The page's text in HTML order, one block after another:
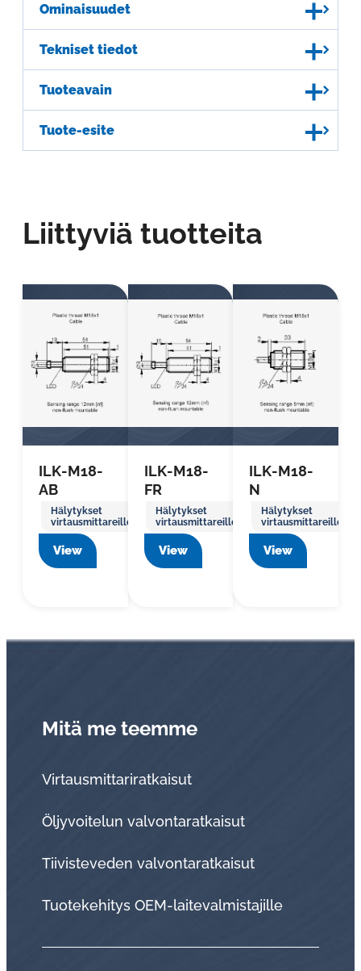
Ominaisuudet
Tekniset tiedot
Tuoteavain
Tuote-esite
Liittyviä tuotteita
ILK-M18-
AB
Hälytykset
virtausmittareille
View
ILK-M18-
FR
Hälytykset
virtausmittareille
View
ILK-M18-
N
Hälytykset
virtausmittareille
View
Mitä me teemme
Virtausmittariratkaisut
Öljyvoitelun valvontaratkaisut
Tii­vis­te­ve­den val­von­ta­rat­kai­sut
Tuo­te­ke­hi­tys OEM-lai­te­val­mis­ta­jil­le